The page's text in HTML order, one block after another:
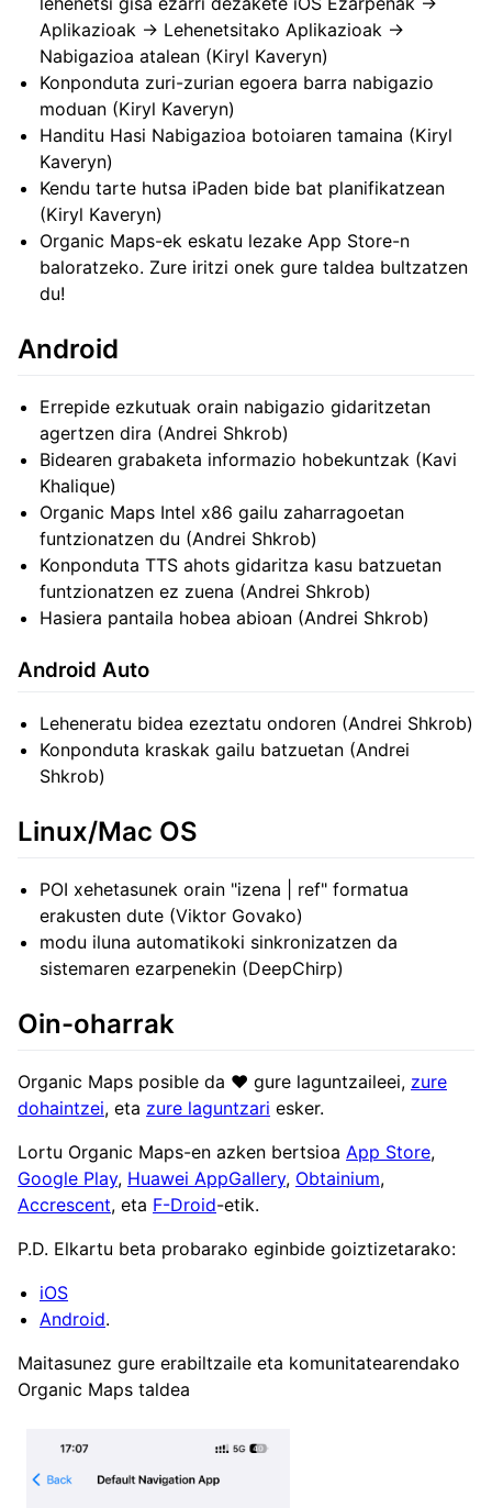
Aplikazioak → Lehenetsitako Aplikazioak →
Nabigazioa atalean (Kiryl Kaveryn)
Konponduta zuri-zurian egoera barra nabigazio
moduan (Kiryl Kaveryn)
Handitu Hasi Nabigazioa botoiaren tamaina (Kiryl
Kaveryn)
Kendu tarte hutsa iPaden bide bat planifikatzean
(Kiryl Kaveryn)
Organic Maps-ek eskatu lezake App Store-n
baloratzeko. Zure iritzi onek gure taldea bultzatzen
du!
Android
Errepide ezkutuak orain nabigazio gidaritzetan
agertzen dira (Andrei Shkrob)
Bidearen grabaketa informazio hobekuntzak (Kavi
Khalique)
Organic Maps Intel x86 gailu zaharragoetan
funtzionatzen du (Andrei Shkrob)
Konponduta TTS ahots gidaritza kasu batzuetan
funtzionatzen ez zuena (Andrei Shkrob)
Hasiera pantaila hobea abioan (Andrei Shkrob)
Android Auto
Leheneratu bidea ezeztatu ondoren (Andrei Shkrob)
Konponduta kraskak gailu batzuetan (Andrei
Shkrob)
Linux/Mac OS
POI xehetasunek orain "izena | ref" formatua
erakusten dute (Viktor Govako)
modu iluna automatikoki sinkronizatzen da
sistemaren ezarpenekin (DeepChirp)
Oin-oharrak
Organic Maps posible da ❤️ gure laguntzaileei, zure
dohaintzei, eta zure laguntzari esker.
Lortu Organic Maps-en azken bertsioa App Store,
Google Play, Huawei AppGallery, Obtainium,
Accrescent, eta F-Droid-etik.
P.D. Elkartu beta probarako eginbide goiztizetarako:
iOS
Android.
Maitasunez gure erabiltzaile eta komunitatearendako
Organic Maps taldea